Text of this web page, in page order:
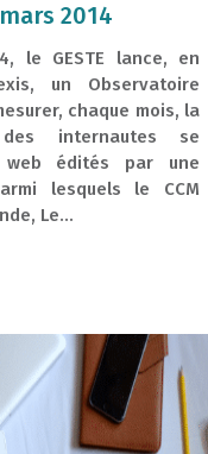
2014
le GESTE lance, en
un Observatoire
chaque mois, la
internautes se
édités par une
lesquels le CCM
Le...